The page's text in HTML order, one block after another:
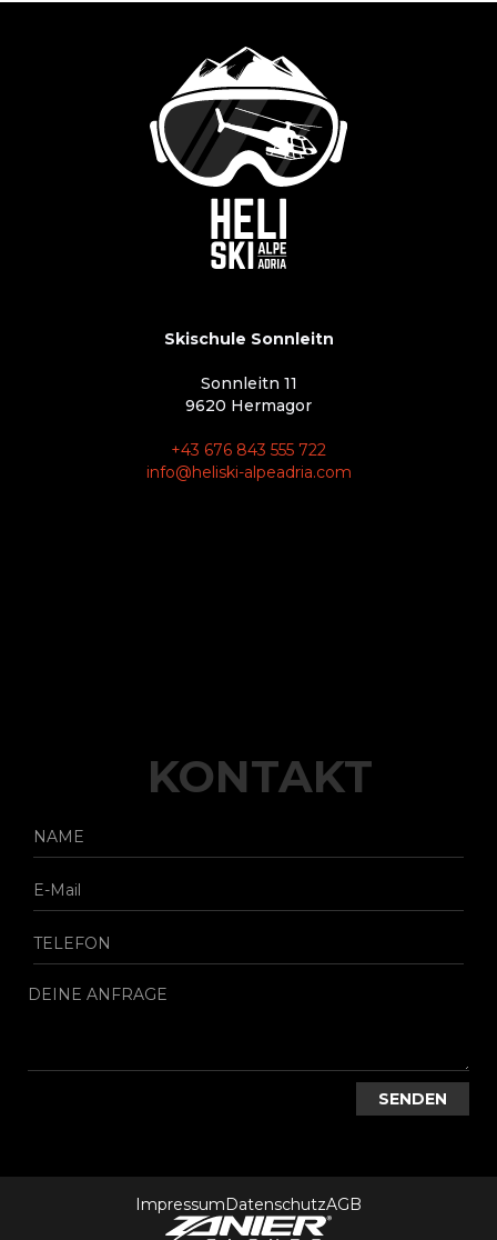
Skischule Sonnleitn
Sonnleitn 11
9620 Hermagor
+43 676 843 555 722
info@heliski-alpeadria.com
KONTAKT
ImpressumDatenschutzAGB